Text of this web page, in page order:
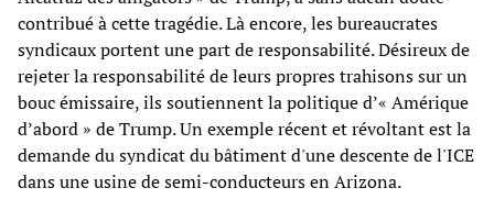
contribué à cette tragédie. Là encore, les bureaucrates
syndicaux portent une part de responsabilité. Désireux de
rejeter la responsabilité de leurs propres trahisons sur un
bouc émissaire, ils soutiennent la politique d’« Amérique
d’abord » de Trump. Un exemple récent et révoltant est la
demande du syndicat du bâtiment d'une descente de l'ICE
dans une usine de semi-conducteurs en Arizona.